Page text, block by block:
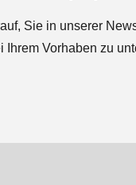
Sie in unserer
Ihrem Vorhaben zu